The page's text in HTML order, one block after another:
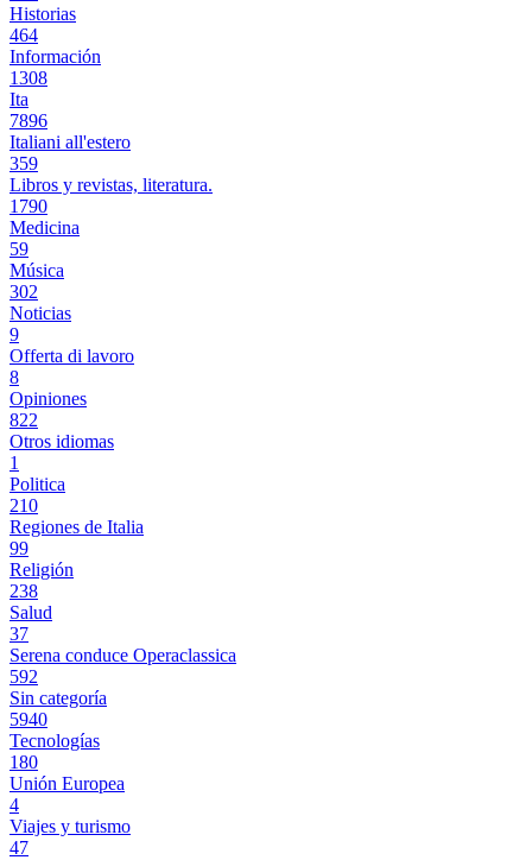
Historias
464
Información
1308
Ita
7896
Italiani all'estero
359
Libros y revistas, literatura.
1790
Medicina
59
Música
302
Noticias
9
Offerta di lavoro
8
Opiniones
822
Otros idiomas
1
Politica
210
Regiones de Italia
99
Religión
238
Salud
37
Serena conduce Operaclassica
592
Sin categoría
5940
Tecnologías
180
Unión Europea
4
Viajes y turismo
47